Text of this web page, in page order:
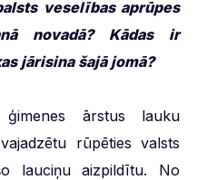
veselības aprūpes
novadā? Kādas ir
jārisina šajā jomā?
ārstus lauku
rūpēties valsts
lauciņu aizpildītu. No